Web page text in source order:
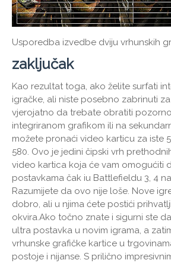
Usporedba izvedbe dviju vrhunskih
zaključak
Kao rezultat toga, ako želite surfati
igračke, ali niste posebno zabrinuti
vjerojatno da trebate obratiti
integriranom grafikom ili na
možete pronaći video karticu za iste
580. Ovo je jedini čipski vrh
video kartica koja će vam omogućiti
postavkama čak iu Battlefieldu 3, 4
Razumijete da ovo nije loše. Nove
dobro, ali u njima ćete postići
okvira.Ako točno znate i sigurni ste
ultra postavka u novim igrama, a
vrhunske grafičke kartice u
postoje i nijanse. S prilično